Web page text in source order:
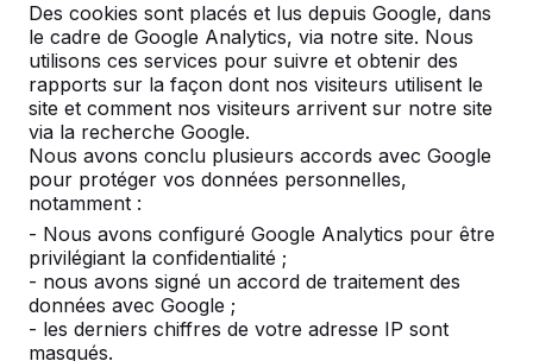
Des cookies sont placés et lus depuis Google, dans
le cadre de Google Analytics, via notre site. Nous
utilisons ces services pour suivre et obtenir des
rapports sur la façon dont nos visiteurs utilisent le
site et comment nos visiteurs arrivent sur notre site
via la recherche Google.
Nous avons conclu plusieurs accords avec Google
pour protéger vos données personnelles,
notamment :
- Nous avons configuré Google Analytics pour être
privilégiant la confidentialité ;
- nous avons signé un accord de traitement des
données avec Google ;
- les derniers chiffres de votre adresse IP sont
masqués.
Couleur
Nombre
Ajouter à la commande